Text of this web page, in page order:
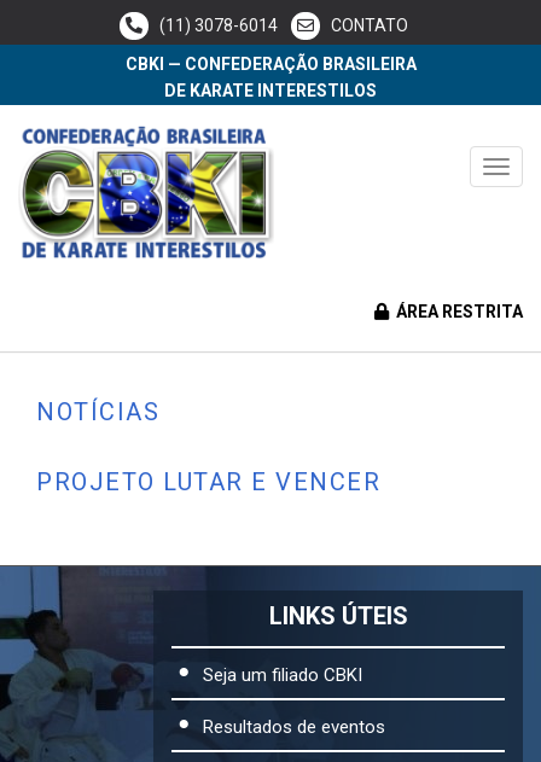
(11) 3078-6014
CONTATO
CBKI — CONFEDERAÇÃO BRASILEIRA
DE KARATE INTERESTILOS
ÁREA RESTRITA
ESCOLHA UMA CATEGORIA
NOTÍCIAS
PROJETO LUTAR E VENCER
LINKS ÚTEIS
Seja um filiado CBKI
Resultados de eventos